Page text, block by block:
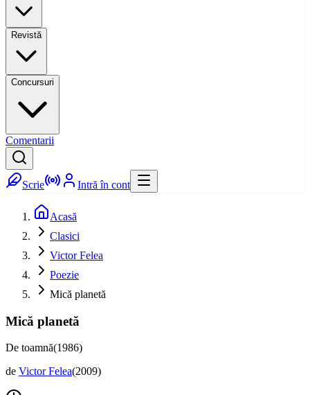
Revistă
Concursuri
Comentarii
Scrie Intră în cont
Acasă
Clasici
Victor Felea
Poezie
Mică planetă
Mică planetă
De toamnă(1986)
de Victor Felea(2009)